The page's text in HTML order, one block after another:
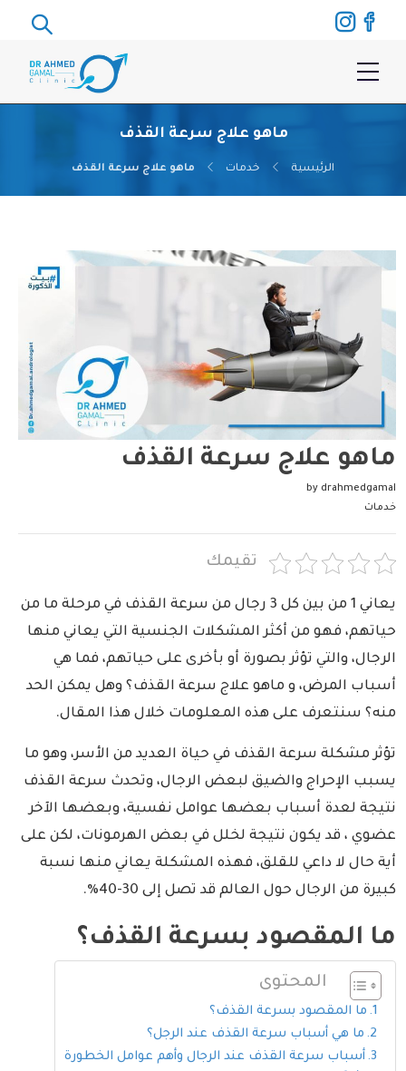
ماهو علاج سرعة القذف
الرئيسية خدمات ماهو علاج سرعة القذف
ماهو علاج سرعة القذف
by drahmedgamal
خدمات
تقيمك
يعاني 1 من بين كل 3 رجال من سرعة القذف في مرحلة ما من
حياتهم، فهو من أكثر المشكلات الجنسية التي يعاني منها
الرجال، والتي تؤثر بصورة أو بأخرى على حياتهم، فما هي
أسباب المرض، و ماهو علاج سرعة القذف؟ وهل يمكن الحد
منه؟ سنتعرف على هذه المعلومات خلال هذا المقال.
تؤثر مشكلة سرعة القذف في حياة العديد من الأسر، وهو ما
يسبب الإحراج والضيق لبعض الرجال، وتحدث سرعة القذف
نتيجة لعدة أسباب بعضها عوامل نفسية، وبعضها الآخر
عضوي ، قد يكون نتيجة لخلل في بعض الهرمونات، لكن على
أية حال لا داعي للقلق، فهذه المشكلة يعاني منها نسبة
كبيرة من الرجال حول العالم قد تصل إلى 30-40%.
ما المقصود بسرعة القذف؟
المحتوى
ما المقصود بسرعة القذف؟
ما هي أسباب سرعة القذف عند الرجل؟
أسباب سرعة القذف عند الرجال وأهم عوامل الخطورة